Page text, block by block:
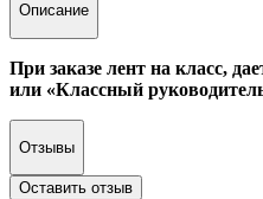
Описание
При заказе лент на класс,
или «Классный
Отзывы
Оставить отзыв